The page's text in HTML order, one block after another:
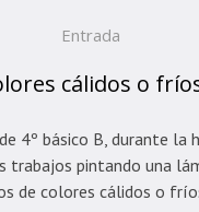
Entrada
cálidos o
4º básico B, durante la
trabajos pintando una
de colores cálidos o